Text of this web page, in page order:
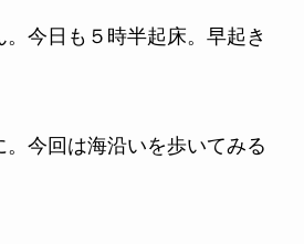
今日も５時半起床。早起き
今回は海沿いを歩いてみる